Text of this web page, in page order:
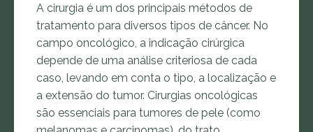
A cirurgia é um dos principais métodos de
tratamento para diversos tipos de câncer. No
campo oncológico, a indicação cirúrgica
depende de uma análise criteriosa de cada
caso, levando em conta o tipo, a localização e
a extensão do tumor. Cirurgias oncológicas
são essenciais para tumores de pele (como